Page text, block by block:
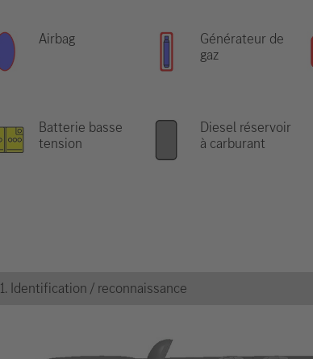
Airbag
Générateur de
gaz
Batterie basse
tension
Diesel réservoir
à carburant
1. Identification / reconnaissance